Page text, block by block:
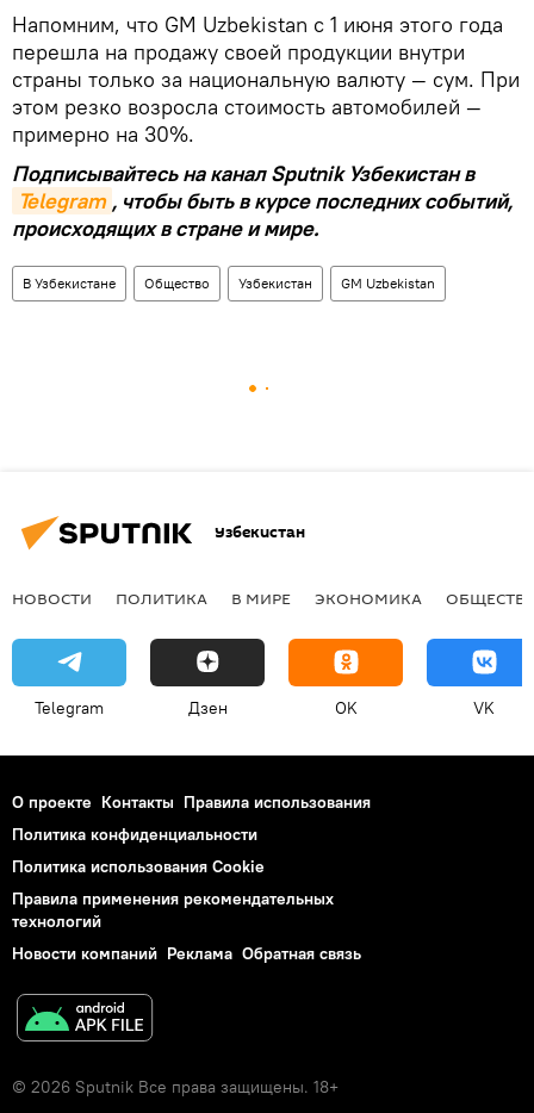
Напомним, что GM Uzbekistan с 1 июня этого года
перешла на продажу своей продукции внутри
страны только за национальную валюту — сум. При
этом резко возросла стоимость автомобилей —
примерно на 30%.
Подписывайтесь на канал Sputnik Узбекистан в
Telegram , чтобы быть в курсе последних событий,
происходящих в стране и мире.
В Узбекистане Общество Узбекистан GM Uzbekistan
Узбекистан
НОВОСТИ ПОЛИТИКА В МИРЕ ЭКОНОМИКА
Telegram Дзен OK VK
О проекте Контакты Правила использования
Политика конфиденциальности
Политика использования Cookie
Правила применения рекомендательных
технологий
Новости компаний Реклама Обратная связь
© 2026 Sputnik Все права защищены. 18+